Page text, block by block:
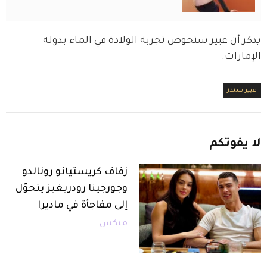
يذكر أن عبير ستخوض تجربة الولادة في الماء بدولة
الإمارات.
عبير سندر
لا يفوتكم
زفاف كريستيانو رونالدو
وجورجينا رودريغيز يتحوّل
إلى مفاجأة في ماديرا
ميكس